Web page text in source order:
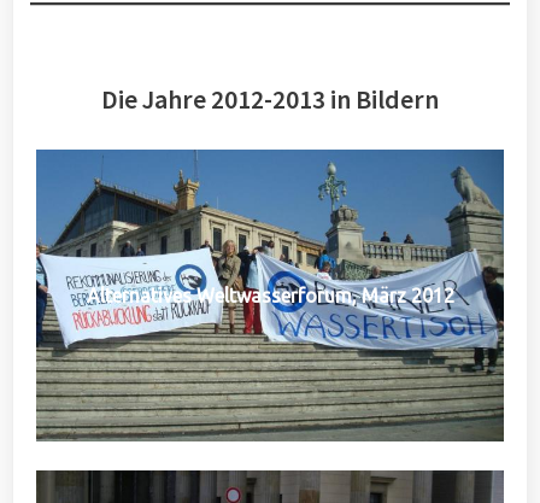
Die Jahre 2012-2013 in Bildern
Alternatives Weltwasserforum, März 2012